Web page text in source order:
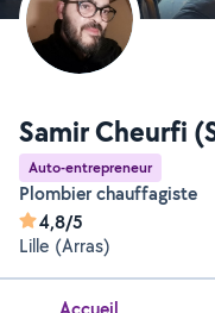
Samir Cheurfi
Auto-entrepreneur
Plombier chauffagiste
4,8/5
Lille (Arras)